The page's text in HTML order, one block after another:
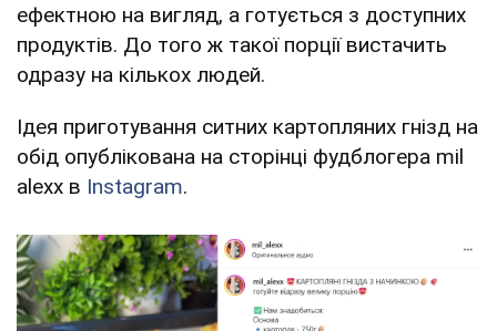
ефектною на вигляд, а готується з доступних
продуктів. До того ж такої порції вистачить
одразу на кількох людей.
Ідея приготування ситних картопляних гнізд на
обід опублікована на сторінці фудблогера mil
alexx в Instagram.